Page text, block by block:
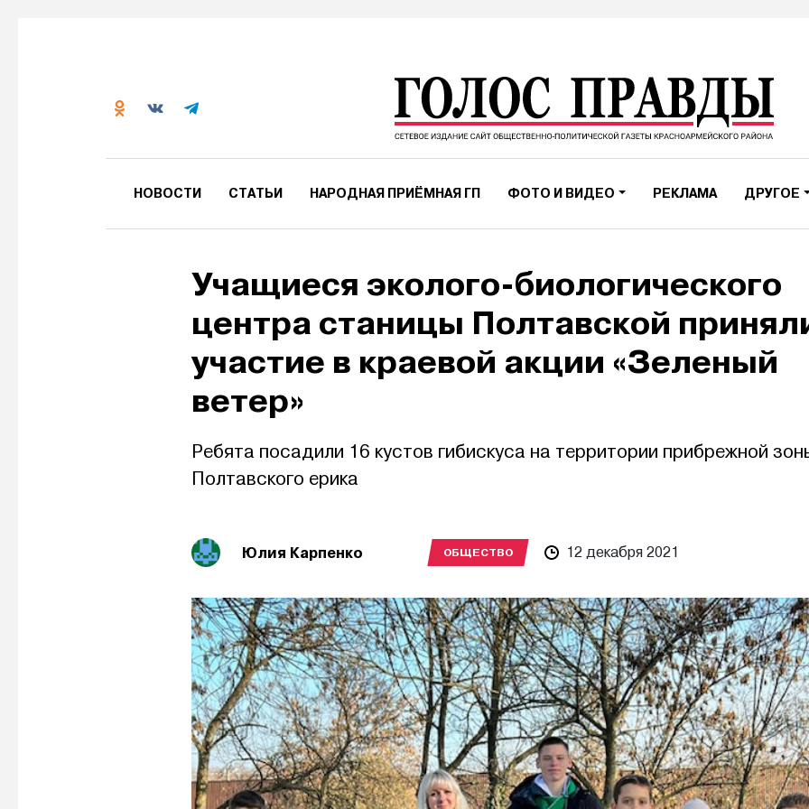
НОВОСТИ СТАТЬИ НАРОДНАЯ ПРИЁМНАЯ ГП ФОТО И ВИДЕО РЕКЛАМА ДРУГОЕ
Учащиеся эколого-биологического
центра станицы Полтавской
участие в краевой акции «Зеленый
ветер»
Ребята посадили 16 кустов гибискуса на территории прибрежной
Полтавского ерика
Юлия Карпенко ОБЩЕСТВО 12 декабря 2021